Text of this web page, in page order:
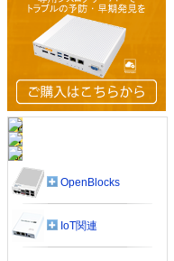
OpenBlocks
IoT関連